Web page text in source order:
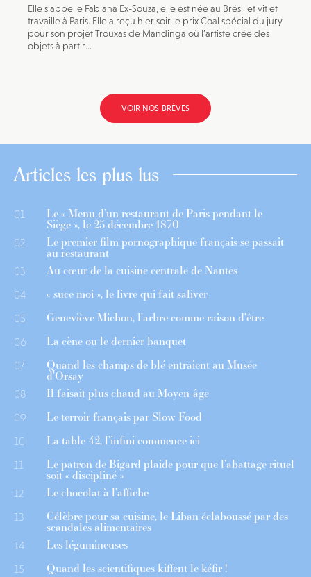
Elle s’appelle Fabiana Ex-Souza, elle est née au Brésil et vit et
travaille à Paris. Elle a reçu hier soir le prix Coal spécial du jury
pour son projet Trouxas de Mandinga où l’artiste crée des
objets à partir...
VOIR NOS BRÈVES
Articles les plus lus
01 Le « Menu d’un restaurant de Paris pendant le
Siège », le 25 décembre 1870
02 Le premier film pornographique français se passait
au restaurant
03 Au cœur de la cuisine centrale de Nantes
04 « suce moi », le livre qui fait saliver
05 Geneviève Michon, l’arbre comme raison d’être
06 La cène ou le dernier banquet
07 Quand les champs de blé entraient au Musée
d’Orsay
08 Il faisait plus chaud au Moyen-âge
09 Le terroir français par Slow Food
10 La table 42, l’infini commence ici
11 Le patron de Bigard plaide pour que l’abattage rituel
soit « discipliné »
12 Le chocolat à l’affiche
13 Célèbre pour sa cuisine, le Liban éclaboussé par des
scandales alimentaires
14 Les légumineuses
15 Quand les scientifiques kiffent le kéfir !